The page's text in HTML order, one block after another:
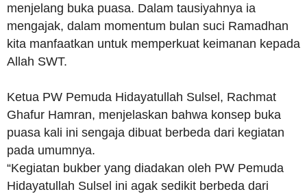
menjelang buka puasa. Dalam tausiyahnya ia
mengajak, dalam momentum bulan suci Ramadhan
kita manfaatkan untuk memperkuat keimanan kepada
Allah SWT.
Ketua PW Pemuda Hidayatullah Sulsel, Rachmat
Ghafur Hamran, menjelaskan bahwa konsep buka
puasa kali ini sengaja dibuat berbeda dari kegiatan
pada umumnya.
“Kegiatan bukber yang diadakan oleh PW Pemuda
Hidayatullah Sulsel ini agak sedikit berbeda dari